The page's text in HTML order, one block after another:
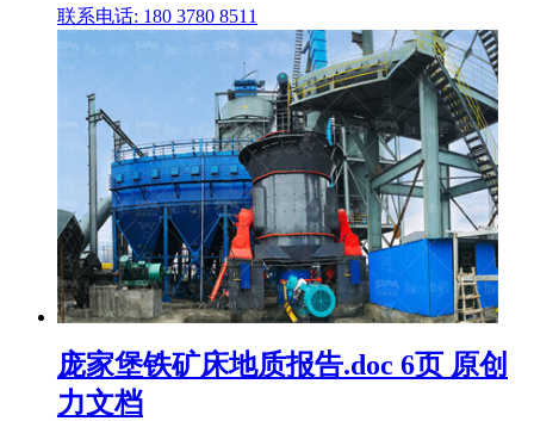
联系电话: 180 3780 8511
庞家堡铁矿床地质报告.doc 6页 原创
力文档